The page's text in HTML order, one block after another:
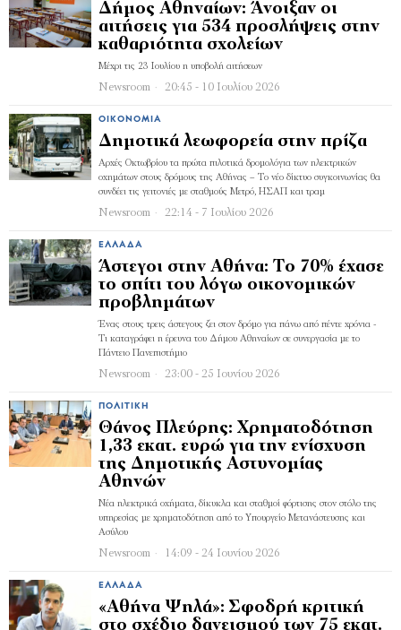
Δήμος Αθηναίων: Άνοιξαν οι
αιτήσεις για 534 προσλήψεις στην
καθαριότητα σχολείων
Μέχρι τις 23 Ιουλίου η υποβολή αιτήσεων
Newsroom 20:45 - 10 Ιουλίου 2026
ΟΙΚΟΝΟΜΊΑ
Δημοτικά λεωφορεία στην πρίζα
Αρχές Οκτωβρίου τα πρώτα πιλοτικά δροµολόγια των ηλεκτρικών
οχηµάτων στους δρόµους της Αθήνας – Το νέο δίκτυο συγκοινωνίας θα
συνδέει τις γειτονιές µε σταθµούς Μετρό, ΗΣΑΠ και τραµ
Newsroom 22:14 - 7 Ιουλίου 2026
ΕΛΛΆΔΑ
Άστεγοι στην Αθήνα: Το 70% έχασε
το σπίτι του λόγω οικονομικών
προβλημάτων
Ένας στους τρεις άστεγους ζει στον δρόμο για πάνω από πέντε χρόνια -
Τι καταγράφει η έρευνα του Δήμου Αθηναίων σε συνεργασία με το
Πάντειο Πανεπιστήμιο
Newsroom 23:00 - 25 Ιουνίου 2026
ΠΟΛΙΤΙΚΉ
Θάνος Πλεύρης: Χρηματοδότηση
1,33 εκατ. ευρώ για την ενίσχυση
της Δημοτικής Αστυνομίας
Αθηνών
Νέα ηλεκτρικά οχήματα, δίκυκλα και σταθμοί φόρτισης στον στόλο της
υπηρεσίας με χρηματοδότηση από το Υπουργείο Μετανάστευσης και
Ασύλου
Newsroom 14:09 - 24 Ιουνίου 2026
ΕΛΛΆΔΑ
«Αθήνα Ψηλά»: Σφοδρή κριτική
στο σχέδιο δανεισμού των 75 εκατ.